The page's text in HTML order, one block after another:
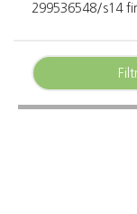
299536548/s14